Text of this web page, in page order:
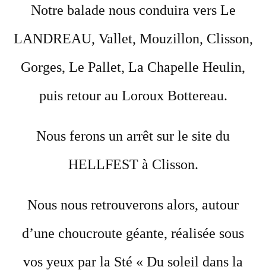
Notre balade nous conduira vers Le
LANDREAU, Vallet, Mouzillon, Clisson,
Gorges, Le Pallet, La Chapelle Heulin,
puis retour au Loroux Bottereau.
Nous ferons un arrêt sur le site du
HELLFEST à Clisson.
Nous nous retrouverons alors, autour
d’une choucroute géante, réalisée sous
vos yeux par la Sté « Du soleil dans la